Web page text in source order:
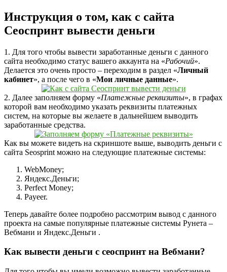
Инструкция о том, как с сайта
Сеоспринт вывести деньги
1. Для того чтобы вывести заработанные деньги с данного
сайта необходимо статус вашего аккаунта на «Рабочий».
Делается это очень просто – переходим в раздел «Личный
кабинет», а после чего в «Мои личные данные».
2. Далее заполняем форму «Платежные реквизиты», в графах
которой вам необходимо указать реквизиты платежных
систем, на которые вы желаете в дальнейшем выводить
заработанные средства.
Как вы можете видеть на скриншоте выше, выводить деньги с
сайта Seosprint можно на следующие платежные системы:
WebMoney;
Яндекс.Деньги;
Perfect Money;
Payeer.
Теперь давайте более подробно рассмотрим вывод с данного
проекта на самые популярные платежные системы Рунета –
Вебмани и Яндекс.Деньги .
Как вывести деньги с сеоспринт на Вебмани?